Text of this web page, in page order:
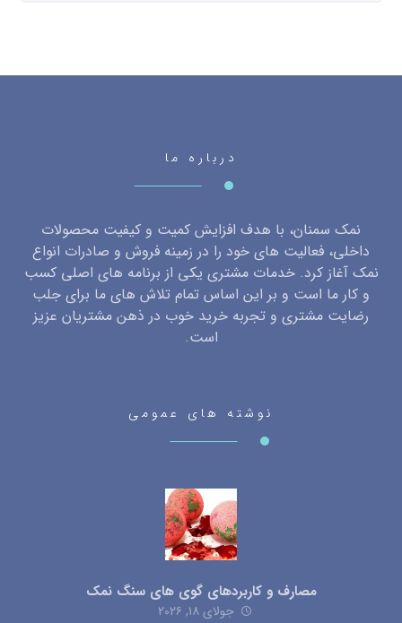
درباره ما
نمک سمنان، با هدف افزایش کمیت و کیفیت محصولات
داخلی، فعالیت های خود را در زمینه فروش و صادرات انواع
نمک آغاز کرد. خدمات مشتری یکی از برنامه های اصلی کسب
و کار ما است و بر این اساس تمام تلاش های ما برای جلب
رضایت مشتری و تجربه خرید خوب در ذهن مشتریان عزیز
است.
نوشته های عمومی
مصارف و کاربردهای گوی های سنگ نمک
جولای ۱۸, ۲۰۲۶